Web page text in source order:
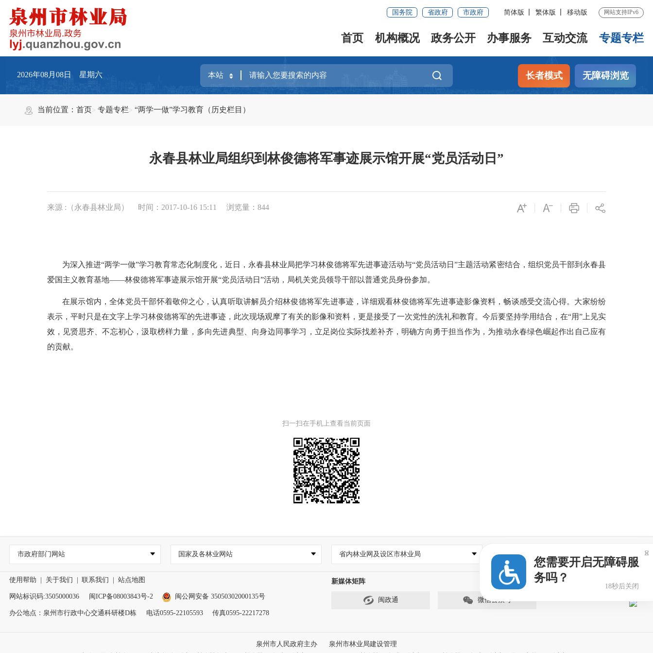
国务院 省政府 市政府 简体版 繁体版 移动版 网站支持IPv6
首页 机构概况 政务公开 办事服务 互动交流 专题专栏
2026年08月08日 星期六 长者模式 无障碍浏览
当前位置：首页 专题专栏 “两学一做”学习教育（历史栏目）
永春县林业局组织到林俊德将军事迹展示馆开展“党员活动日”
来源 :（永春县林业局） 时间：2017-10-16 15:11 浏览量： 844
为深入推进“两学一做”学习教育常态化制度化，近日，永春县林业局把学习林俊德将军先进事迹活动与“党员活动日”主题活动紧密结合，组织党员干部到永春县
爱国主义教育基地——林俊德将军事迹展示馆开展“党员活动日”活动，局机关党员领导干部以普通党员身份参加。
在展示馆内，全体党员干部怀着敬仰之心，认真听取讲解员介绍林俊德将军先进事迹，详细观看林俊德将军先进事迹影像资料，畅谈感受交流心得。大家纷纷
表示，平时只是在文字上学习林俊德将军的先进事迹，此次现场观摩了有关的影像和资料，更是接受了一次党性的洗礼和教育。今后要坚持学用结合，在“用”上见实
效，见贤思齐、不忘初心，汲取榜样力量，多向先进典型、向身边同事学习，立足岗位实际找差补齐，明确方向勇于担当作为，为推动永春绿色崛起作出自己应有
的贡献。
扫一扫在手机上查看当前页面
市政府部门网站 国家及各林业网站 省内林业网及设区市林业局 其他相关网站
使用帮助 关于我们 联系我们 站点地图
网站标识码:3505000036 闽ICP备08003843号-2 闽公网安备 35050302000135号
办公地点：泉州市行政中心交通科研楼D栋 电话0595-22105593 传真0595-22217278
新媒体矩阵
闽政通 微信公众号
泉州市人民政府主办
泉州市林业局建设管理
您需要开启无障碍服
务吗？
18秒后关闭
